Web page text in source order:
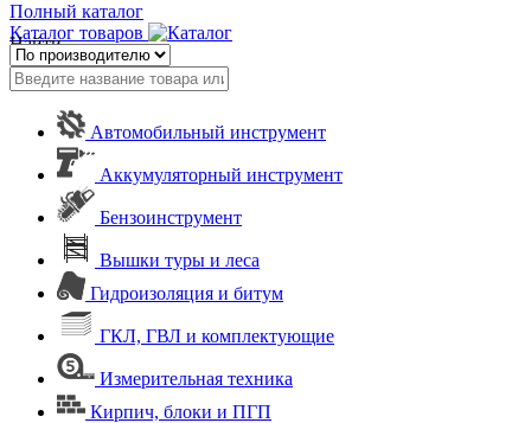
Полный каталог
Каталог товаров
Найти
Автомобильный инструмент
Аккумуляторный инструмент
Бензоинструмент
Вышки туры и леса
Гидроизоляция и битум
ГКЛ, ГВЛ и комплектующие
Измерительная техника
Кирпич, блоки и ПГП